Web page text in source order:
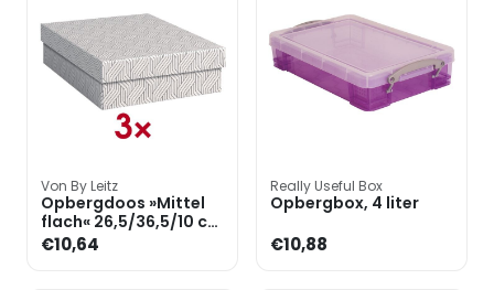
Von By Leitz
Opbergdoos »Mittel
flach« 26,5/36,5/10 cm
7 l 3 stuks
€10,64
Really Useful Box
Opbergbox, 4 liter
€10,88